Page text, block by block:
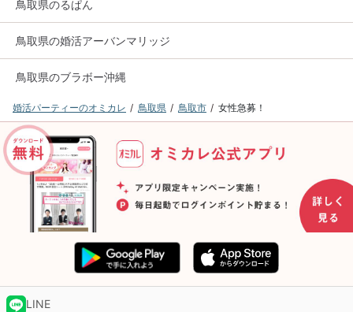
鳥取県のるぱん
鳥取県の婚活アーバンマリッジ
鳥取県のブラボー沖縄
婚活パーティーのオミカレ 鳥取県 鳥取市 女性急募！
LINE